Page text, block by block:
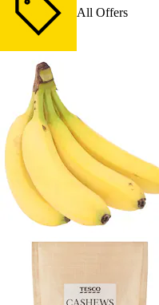
All Offers